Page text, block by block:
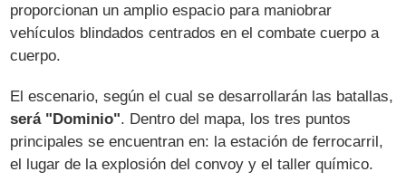
proporcionan un amplio espacio para maniobrar
vehículos blindados centrados en el combate cuerpo a
cuerpo.
El escenario, según el cual se desarrollarán las batallas,
será "Dominio". Dentro del mapa, los tres puntos
principales se encuentran en: la estación de ferrocarril,
el lugar de la explosión del convoy y el taller químico.